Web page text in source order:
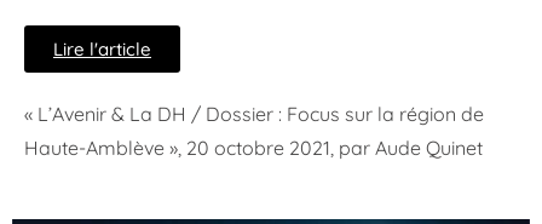
Lire l'article
« L’Avenir & La DH / Dossier : Focus sur la région de
Haute-Amblève », 20 octobre 2021, par Aude Quinet